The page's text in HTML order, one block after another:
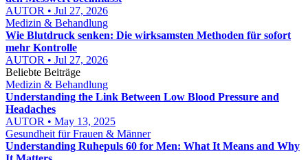
AUTOR • Jul 27, 2026
Medizin & Behandlung
Wie Blutdruck senken: Die wirksamsten Methoden für sofort
mehr Kontrolle
AUTOR • Jul 27, 2026
Beliebte Beiträge
Medizin & Behandlung
Understanding the Link Between Low Blood Pressure and
Headaches
AUTOR • May 13, 2025
Gesundheit für Frauen & Männer
Understanding Ruhepuls 60 for Men: What It Means and Why